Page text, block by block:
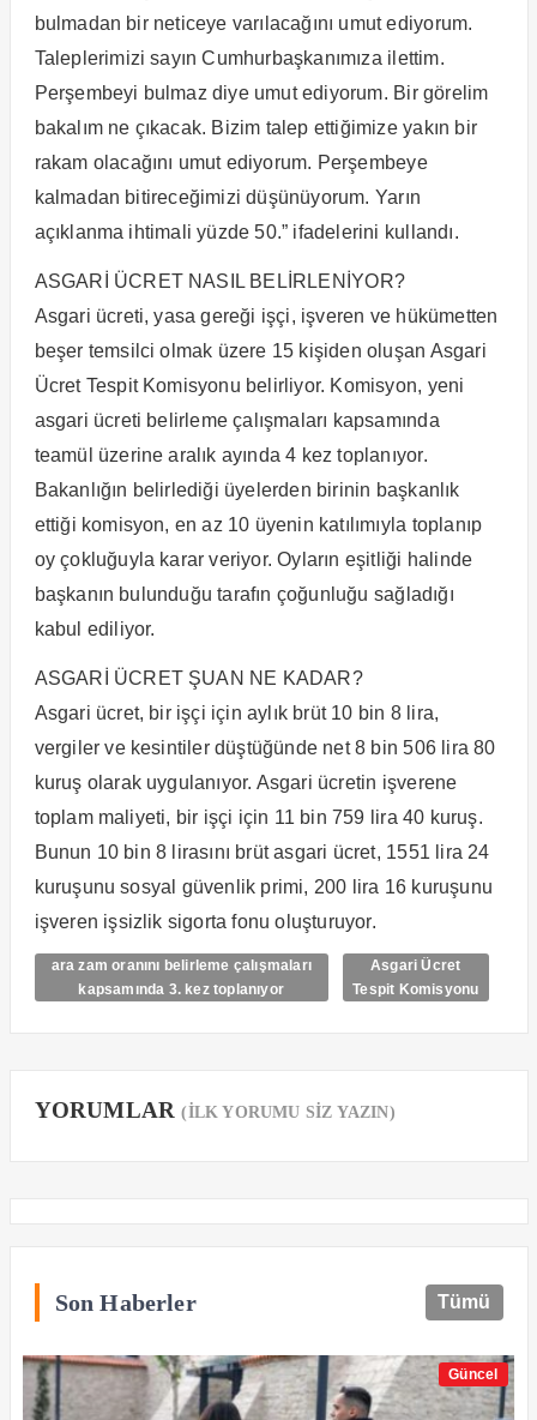
bulmadan bir neticeye varılacağını umut ediyorum.
Taleplerimizi sayın Cumhurbaşkanımıza ilettim.
Perşembeyi bulmaz diye umut ediyorum. Bir görelim
bakalım ne çıkacak. Bizim talep ettiğimize yakın bir
rakam olacağını umut ediyorum. Perşembeye
kalmadan bitireceğimizi düşünüyorum. Yarın
açıklanma ihtimali yüzde 50.” ifadelerini kullandı.
ASGARİ ÜCRET NASIL BELİRLENİYOR?
Asgari ücreti, yasa gereği işçi, işveren ve hükümetten
beşer temsilci olmak üzere 15 kişiden oluşan Asgari
Ücret Tespit Komisyonu belirliyor. Komisyon, yeni
asgari ücreti belirleme çalışmaları kapsamında
teamül üzerine aralık ayında 4 kez toplanıyor.
Bakanlığın belirlediği üyelerden birinin başkanlık
ettiği komisyon, en az 10 üyenin katılımıyla toplanıp
oy çokluğuyla karar veriyor. Oyların eşitliği halinde
başkanın bulunduğu tarafın çoğunluğu sağladığı
kabul ediliyor.
ASGARİ ÜCRET ŞUAN NE KADAR?
Asgari ücret, bir işçi için aylık brüt 10 bin 8 lira,
vergiler ve kesintiler düştüğünde net 8 bin 506 lira 80
kuruş olarak uygulanıyor. Asgari ücretin işverene
toplam maliyeti, bir işçi için 11 bin 759 lira 40 kuruş.
Bunun 10 bin 8 lirasını brüt asgari ücret, 1551 lira 24
kuruşunu sosyal güvenlik primi, 200 lira 16 kuruşunu
işveren işsizlik sigorta fonu oluşturuyor.
ara zam oranını belirleme çalışmaları
kapsamında 3. kez toplanıyor
Asgari Ücret
Tespit Komisyonu
YORUMLAR(İLK YORUMU SİZ YAZIN)
Son Haberler Tümü
Güncel